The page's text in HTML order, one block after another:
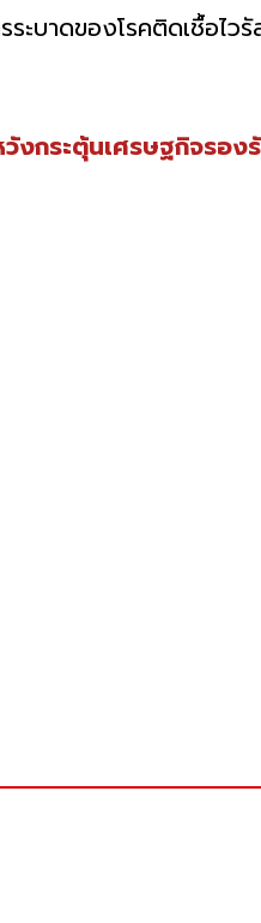
บาดของโรคติดเชื้อไว
งกระตุ้นเศรษฐกิจรอง